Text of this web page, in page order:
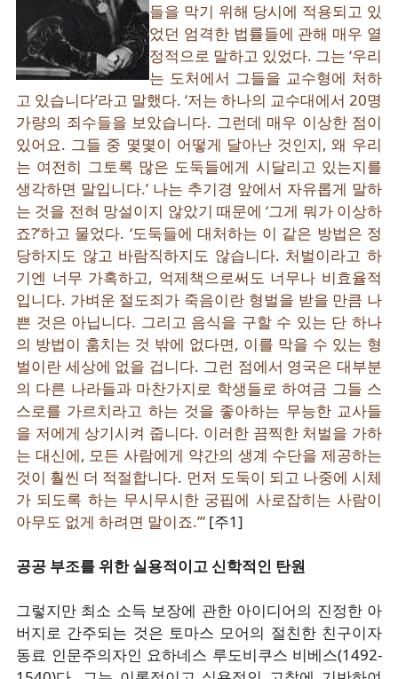
들을 막기 위해 당시에 적용되고 있
었던 엄격한 법률들에 관해 매우 열
정적으로 말하고 있었다. 그는 ‘우리
는 도처에서 그들을 교수형에 처하
고 있습니다’라고 말했다. ‘저는 하나의 교수대에서 20명
가량의 죄수들을 보았습니다. 그런데 매우 이상한 점이
있어요. 그들 중 몇몇이 어떻게 달아난 것인지, 왜 우리
는 여전히 그토록 많은 도둑들에게 시달리고 있는지를
생각하면 말입니다.’ 나는 추기경 앞에서 자유롭게 말하
는 것을 전혀 망설이지 않았기 때문에 ‘그게 뭐가 이상하
죠?’하고 물었다. ‘도둑들에 대처하는 이 같은 방법은 정
당하지도 않고 바람직하지도 않습니다. 처벌이라고 하
기엔 너무 가혹하고, 억제책으로써도 너무나 비효율적
입니다. 가벼운 절도죄가 죽음이란 형벌을 받을 만큼 나
쁜 것은 아닙니다. 그리고 음식을 구할 수 있는 단 하나
의 방법이 훔치는 것 밖에 없다면, 이를 막을 수 있는 형
벌이란 세상에 없을 겁니다. 그런 점에서 영국은 대부분
의 다른 나라들과 마찬가지로 학생들로 하여금 그들 스
스로를 가르치라고 하는 것을 좋아하는 무능한 교사들
을 저에게 상기시켜 줍니다. 이러한 끔찍한 처벌을 가하
는 대신에, 모든 사람에게 약간의 생계 수단을 제공하는
것이 훨씬 더 적절합니다. 먼저 도둑이 되고 나중에 시체
가 되도록 하는 무시무시한 궁핍에 사로잡히는 사람이
아무도 없게 하려면 말이죠.’” [주1]
공공 부조를 위한 실용적이고 신학적인 탄원
그렇지만 최소 소득 보장에 관한 아이디어의 진정한 아
버지로 간주되는 것은 토마스 모어의 절친한 친구이자
동료 인문주의자인 요하네스 루도비쿠스 비베스(1492-